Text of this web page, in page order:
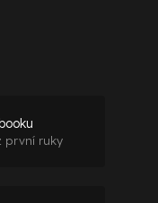
první ruky